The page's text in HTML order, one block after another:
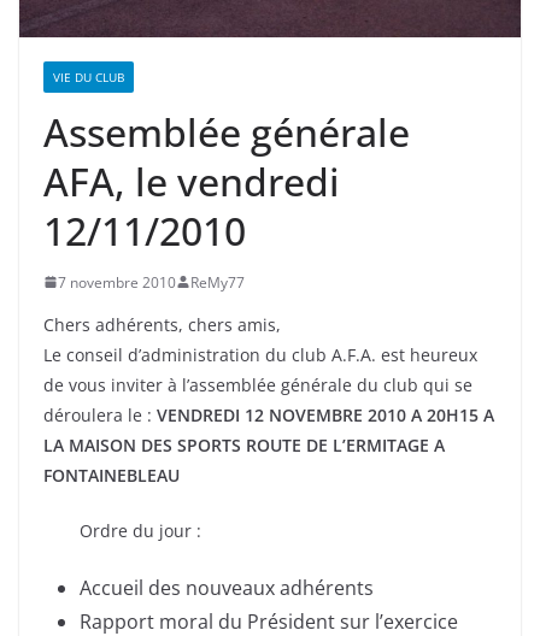
VIE DU CLUB
Assemblée générale
AFA, le vendredi
12/11/2010
7 novembre 2010 ReMy77
Chers adhérents, chers amis,
Le conseil d’administration du club A.F.A. est heureux
de vous inviter à l’assemblée générale du club qui se
déroulera le : VENDREDI 12 NOVEMBRE 2010 A 20H15 A
LA MAISON DES SPORTS ROUTE DE L’ERMITAGE A
FONTAINEBLEAU
Ordre du jour :
Accueil des nouveaux adhérents
Rapport moral du Président sur l’exercice